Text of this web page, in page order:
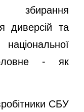
диверсій та
- як
СБУ